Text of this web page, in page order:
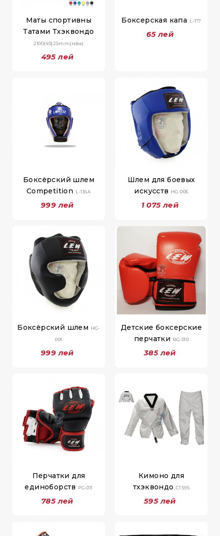
Маты спортивны
Татами Тхэквондо
2100(40)25mm(rebe)
495 лей
Боксерская капа L-177
65 лей
Боксёрский шлем
Competition
L-136A
999 лей
Шлем для боевых
искусств
HG-006
1 075 лей
Боксёрский шлем HG-
001
999 лей
Детские боксерские
перчатки
BG-010
385 лей
Перчатки для
единоборств
PG-011
785 лей
Кимоно для
тхэквондо CT595
595 лей